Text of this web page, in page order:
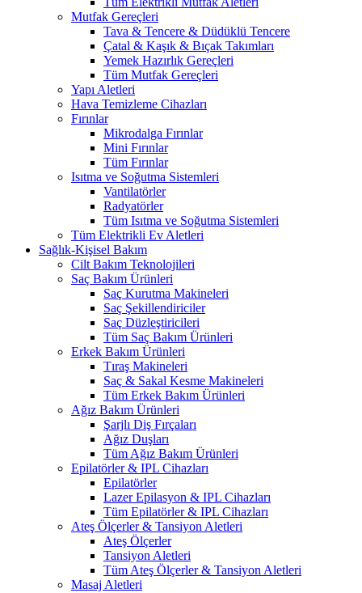
Mutfak Gereçleri
Tava & Tencere & Düdüklü Tencere
Çatal & Kaşık & Bıçak Takımları
Yemek Hazırlık Gereçleri
Tüm Mutfak Gereçleri
Yapı Aletleri
Hava Temizleme Cihazları
Fırınlar
Mikrodalga Fırınlar
Mini Fırınlar
Tüm Fırınlar
Isıtma ve Soğutma Sistemleri
Vantilatörler
Radyatörler
Tüm Isıtma ve Soğutma Sistemleri
Tüm Elektrikli Ev Aletleri
Sağlık-Kişisel Bakım
Cilt Bakım Teknolojileri
Saç Bakım Ürünleri
Saç Kurutma Makineleri
Saç Şekillendiriciler
Saç Düzleştiricileri
Tüm Saç Bakım Ürünleri
Erkek Bakım Ürünleri
Tıraş Makineleri
Saç & Sakal Kesme Makineleri
Tüm Erkek Bakım Ürünleri
Ağız Bakım Ürünleri
Şarjlı Diş Fırçaları
Ağız Duşları
Tüm Ağız Bakım Ürünleri
Epilatörler & IPL Cihazları
Epilatörler
Lazer Epilasyon & IPL Cihazları
Tüm Epilatörler & IPL Cihazları
Ateş Ölçerler & Tansiyon Aletleri
Ateş Ölçerler
Tansiyon Aletleri
Tüm Ateş Ölçerler & Tansiyon Aletleri
Masaj Aletleri